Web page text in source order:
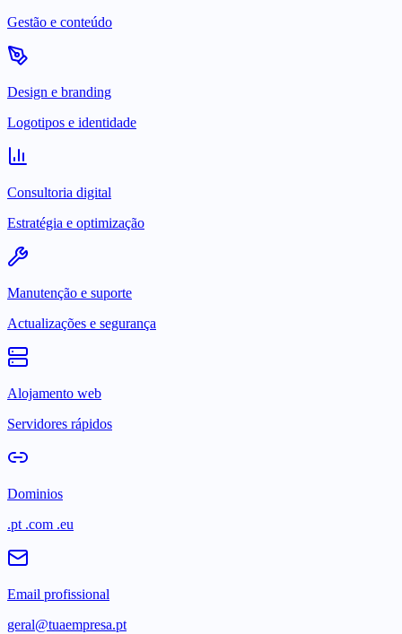
Gestão e conteúdo
Design e branding
Logotipos e identidade
Consultoria digital
Estratégia e optimização
Manutenção e suporte
Actualizações e segurança
Alojamento web
Servidores rápidos
Dominios
.pt .com .eu
Email profissional
geral@tuaempresa.pt